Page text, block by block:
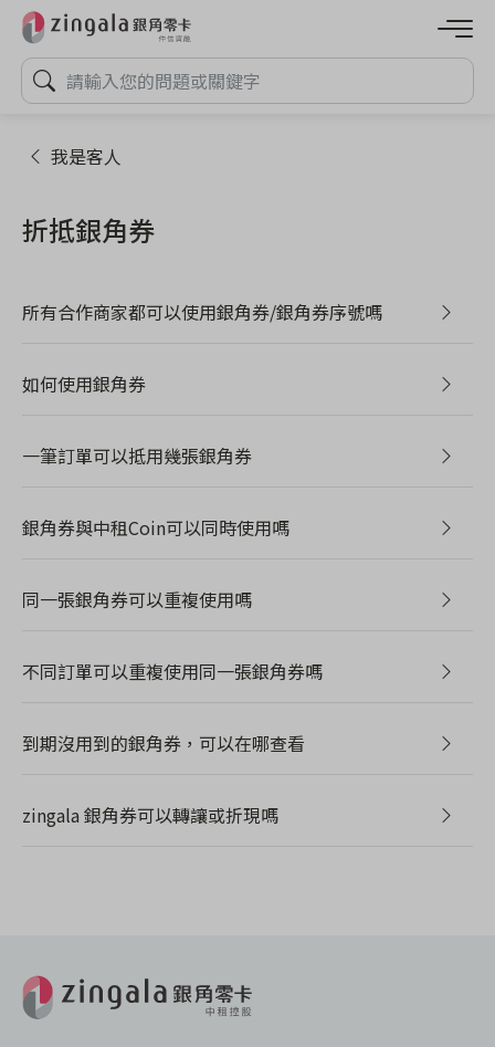
我是客人
折抵銀角券
所有合作商家都可以使用銀角券/銀角券序號嗎
如何使用銀角券
一筆訂單可以抵用幾張銀角券
銀角券與中租Coin可以同時使用嗎
同一張銀角券可以重複使用嗎
不同訂單可以重複使用同一張銀角券嗎
到期沒用到的銀角券，可以在哪查看
zingala 銀角券可以轉讓或折現嗎